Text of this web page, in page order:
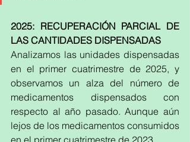
2025: RECUPERACIÓN PARCIAL DE
LAS CANTIDADES DISPENSADAS
Analizamos las unidades dispensadas
en el primer cuatrimestre de 2025, y
observamos un alza del número de
medicamentos dispensados con
respecto al año pasado. Aunque aún
lejos de los medicamentos consumidos
en el primer cuatrimestre de 2023.